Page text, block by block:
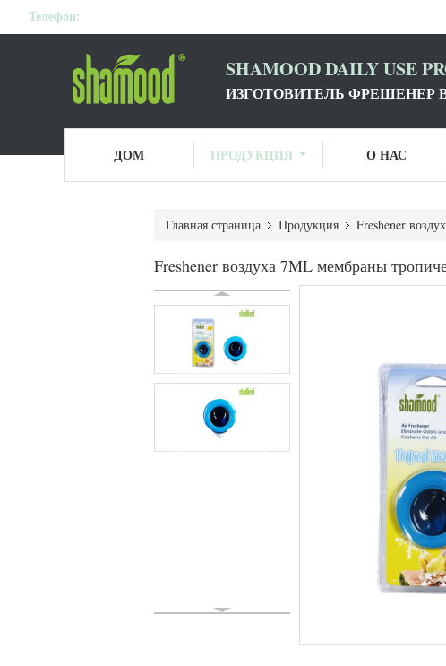
Телефон:
SHAMOOD DAILY USE
ИЗГОТОВИТЕЛЬ ФРЕШЕНЕР
ДОМ ПРОДУКЦИЯ О НАС
Главная страница Продукция Freshener
Freshener воздуха 7ML мембраны